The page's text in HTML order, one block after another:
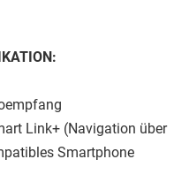
Link+ (Navigation über
Smartphone